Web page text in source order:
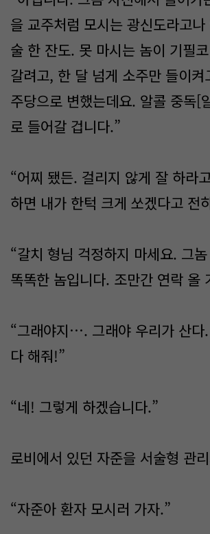
을 교주처럼 모시는 광신도라고나
술 한 잔도. 못 마시는 놈이 기필
갈려고, 한 달 넘게 소주만 들이켜
주당으로 변했는데요. 알콜 중독[
로 들어갈 겁니다.”
“어찌 됐든. 걸리지 않게 잘 하라
하면 내가 한턱 크게 쏘겠다고 전
“갈치 형님 걱정하지 마세요. 그
똑똑한 놈입니다. 조만간 연락 올
“그래야지…. 그래야 우리가 산다
다 해줘!”
“네! 그렇게 하겠습니다.”
로비에서 있던 자준을 서술형 관
“자준아 환자 모시러 가자.”